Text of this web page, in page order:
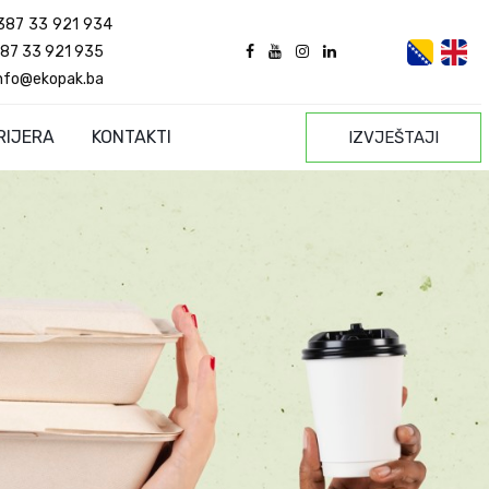
33 921 934
33 921 935
KONTAKTI IZVJEŠTAJI